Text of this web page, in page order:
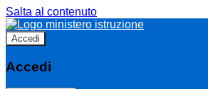
Salta al contenuto
Accedi
Accedi